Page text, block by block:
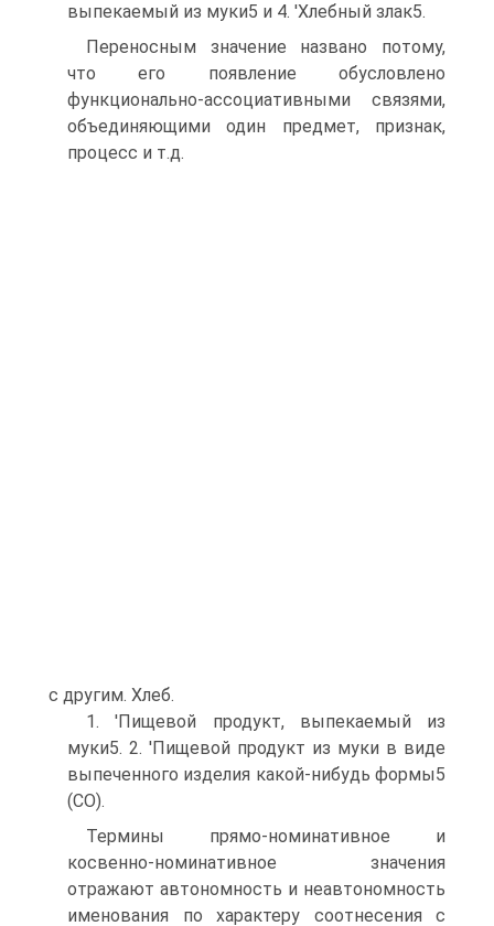
выпекаемый из муки5 и 4. 'Хлебный злак5.
Переносным значение названо потому,
что его появление обусловлено
функционально-ассоциативными связями,
объединяющими один предмет, признак,
процесс и т.д.
с другим. Хлеб.
1. 'Пищевой продукт, выпекаемый из
муки5. 2. 'Пищевой продукт из муки в виде
выпеченного изделия какой-нибудь формы5
(СО).
Термины прямо-номинативное и
косвенно-номинативное значения
отражают автономность и неавтономность
именования по характеру соотнесения с